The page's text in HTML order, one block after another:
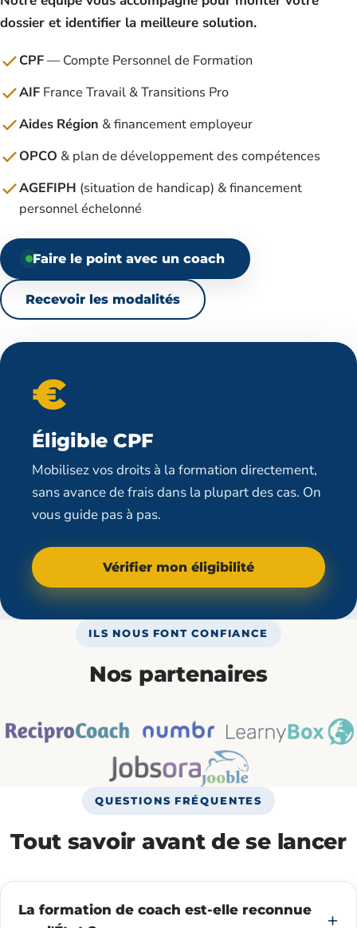
dossier et identifier la meilleure solution.
CPF— Compte Personnel de Formation
AIF France Travail & Transitions Pro
Aides Région & financement employeur
OPCO & plan de développement des compétences
AGEFIPH (situation de handicap) & financement
personnel échelonné
Faire le point avec un coach
Recevoir les modalités
€
Éligible CPF
Mobilisez vos droits à la formation directement,
sans avance de frais dans la plupart des cas. On
vous guide pas à pas.
Vérifier mon éligibilité
ILS NOUS FONT CONFIANCE
Nos partenaires
QUESTIONS FRÉQUENTES
Tout savoir avant de se lancer
La formation de coach est-elle reconnue